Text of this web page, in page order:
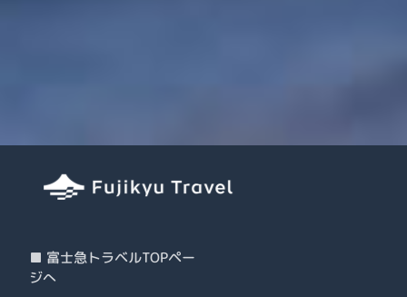
■ 富士急トラベルTOPペー
ジへ